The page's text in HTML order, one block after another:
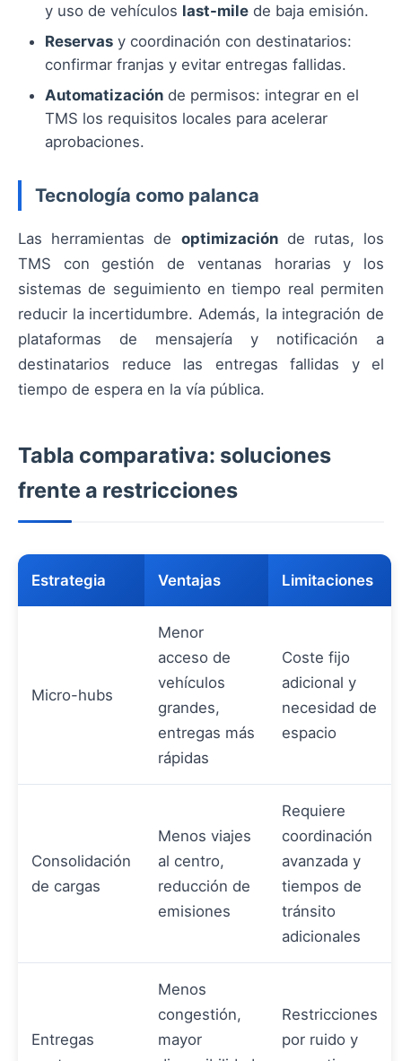
y uso de vehículos last-mile de baja emisión.
Reservas y coordinación con destinatarios:
confirmar franjas y evitar entregas fallidas.
Automatización de permisos: integrar en el
TMS los requisitos locales para acelerar
aprobaciones.
Tecnología como palanca
Las herramientas de optimizaciónde rutas, los
TMS con gestión de ventanas horarias y los
sistemas de seguimiento en tiempo real permiten
reducir la incertidumbre. Además, la integración de
plataformas de mensajería y notificación a
destinatarios reduce las entregas fallidas y el
tiempo de espera en la vía pública.
Tabla comparativa: soluciones
frente a restricciones
Estrategia Ventajas Limitaciones
Micro-hubs
Menor
acceso de
vehículos
grandes,
entregas más
rápidas
Coste fijo
adicional y
necesidad de
espacio
Consolidación
de cargas
Menos viajes
al centro,
reducción de
emisiones
Requiere
coordinación
avanzada y
tiempos de
tránsito
adicionales
Entregas
Menos
congestión,
mayor
Restricciones
por ruido y